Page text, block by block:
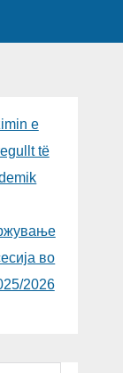
e
të
во
2026